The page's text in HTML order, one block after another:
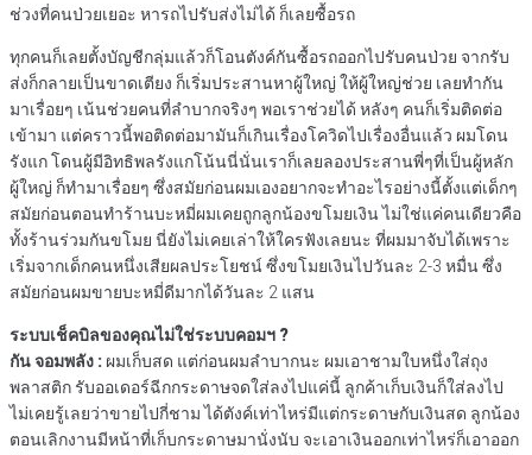
ช่วงที่คนป่วยเยอะ หารถไปรับส่งไม่ได้ ก็เลยซื้อรถ
ทุกคนก็เลยตั้งบัญชีกลุ่มแล้วก็โอนตังค์กันซื้อรถออกไปรับคนป่วย จากรับ
ส่งก็กลายเป็นขาดเตียง ก็เริ่มประสานหาผู้ใหญ่ ให้ผู้ใหญ่ช่วย เลยทำกัน
มาเรื่อยๆ เน้นช่วยคนที่ลำบากจริงๆ พอเราช่วยได้ หลังๆ คนก็เริ่มติดต่อ
เข้ามา แต่คราวนี้พอติดต่อมามันก็เกินเรื่องโควิดไปเรื่องอื่นแล้ว ผมโดน
รังแก โดนผู้มีอิทธิพลรังแกโน้นนี่นั่นเราก็เลยลองประสานพี่ๆที่เป็นผู้หลัก
ผู้ใหญ่ ก็ทำมาเรื่อยๆ ซึ่งสมัยก่อนผมเองอยากจะทำอะไรอย่างนี้ตั้งแต่เด็กๆ
สมัยก่อนตอนทำร้านบะหมี่ผมเคยถูกลูกน้องขโมยเงิน ไม่ใช่แค่คนเดียวคือ
ทั้งร้านร่วมกันขโมย นี่ยังไม่เคยเล่าให้ใครฟังเลยนะ ที่ผมมาจับได้เพราะ
เริ่มจากเด็กคนหนึ่งเสียผลประโยชน์ ซึ่งขโมยเงินไปวันละ 2-3 หมื่น ซึ่ง
สมัยก่อนผมขายบะหมี่ดีมากได้วันละ 2 แสน
ระบบเช็คบิลของคุณไม่ใช่ระบบคอมฯ ?
กัน จอมพลัง : ผมเก็บสด แต่ก่อนผมลำบากนะ ผมเอาชามใบหนึ่งใส่ถุง
พลาสติก รับออเดอร์ฉีกกระดาษจดใส่ลงไปแค่นี้ ลูกค้าเก็บเงินก็ใส่ลงไป
ไม่เคยรู้เลยว่าขายไปกี่ชาม ได้ตังค์เท่าไหร่มีแต่กระดาษกับเงินสด ลูกน้อง
ตอนเลิกงานมีหน้าที่เก็บกระดาษมานั่งนับ จะเอาเงินออกเท่าไหร่ก็เอาออก